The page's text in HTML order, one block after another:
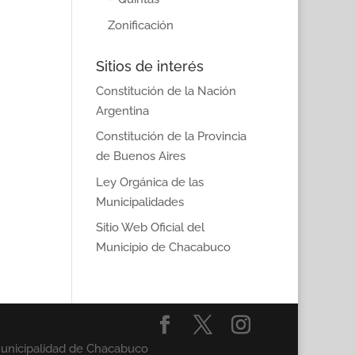
Zonificación
Sitios de interés
Constitución de la Nación
Argentina
Constitución de la Provincia
de Buenos Aires
Ley Orgánica de las
Municipalidades
Sitio Web Oficial del
Municipio de Chacabuco
de Chacabuco